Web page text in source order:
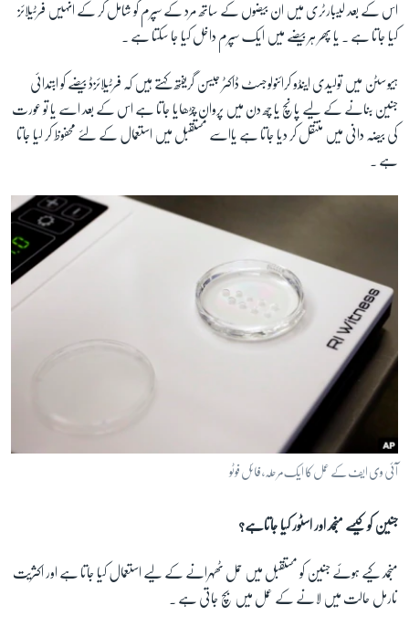
اس کے بعد لیبارٹری میں ان بیضوں کے ساتھ مرد کے سپرم کو شامل کر کے انہیں فرٹیلائز
کیا جاتا ہے ۔ یا پھر ہر بیضے میں ایک سپرم داخل کیا جا سکتا ہے ۔
ہیوسٹن میں تولیدی اینڈو کرائنولوجسٹ ڈاکٹر جیسن گریفتھ کہتے ہیں کہ فرٹیلائزڈ بیضے کو ابتدائی
جنین بنانے کے لیے پانچ یا چھ دن میں پروان چڑھایا جاتا ہے اس کے بعد اسے یا تو عورت
کی بیضہ دانی میں منتقل کر دیا جاتا ہے یااسے مستقبل میں استعمال کے لئے محفوظ کر لیا جاتا
ہے ۔
آئی وی ایف کے عمل کا ایک مرحلہ، فائل فوٹو
جنین کو کیسے منجمد اور اسٹور کیا جاتاہے؟
منجمد کیے ہوئے جنین کو مستقبل میں حمل ٹھہرانے کے لیے استعمال کیا جاتا ہے اور اکثریت
نارمل حالت میں لانے کے عمل میں بچ جاتی ہے ۔